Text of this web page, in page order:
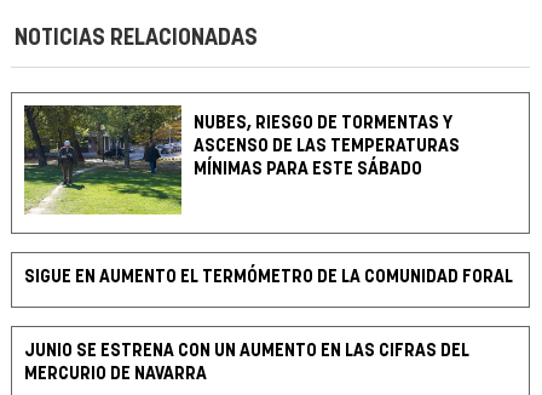
NOTICIAS RELACIONADAS
NUBES, RIESGO DE TORMENTAS Y
ASCENSO DE LAS TEMPERATURAS
MÍNIMAS PARA ESTE SÁBADO
SIGUE EN AUMENTO EL TERMÓMETRO DE LA COMUNIDAD FORAL
JUNIO SE ESTRENA CON UN AUMENTO EN LAS CIFRAS DEL
MERCURIO DE NAVARRA